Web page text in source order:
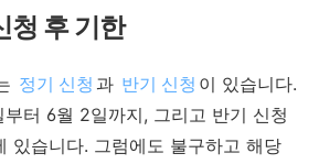
청 후 기한
정기 신청 과 반기 신청 이 있습니다.
터 6월 2일까지, 그리고 반기 신청
있습니다. 그럼에도 불구하고 해당